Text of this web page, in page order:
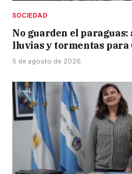
SOCIEDAD
No guarden el
lluvias y tormentas para
5 de agosto de 2026